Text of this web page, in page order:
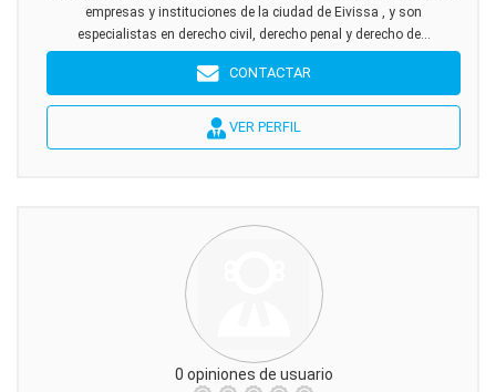
empresas y instituciones de la ciudad de Eivissa , y son
especialistas en derecho civil, derecho penal y derecho de...
CONTACTAR
VER PERFIL
0 opiniones de usuario